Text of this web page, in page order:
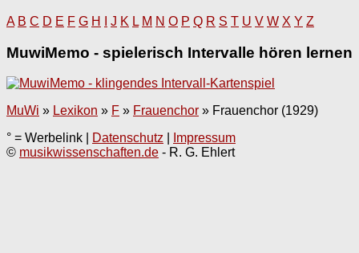
A B C D E F G H J K L M N O P Q R S T U V W X Y Z
MuwiMemo - spielerisch Intervalle hören lernen
MuWi » Lexikon » F » Frauenchor » Frauenchor (1929)
° = Werbelink |
Datenschutz
Impressum
© musikwissenschaften.de - R. G. Ehlert